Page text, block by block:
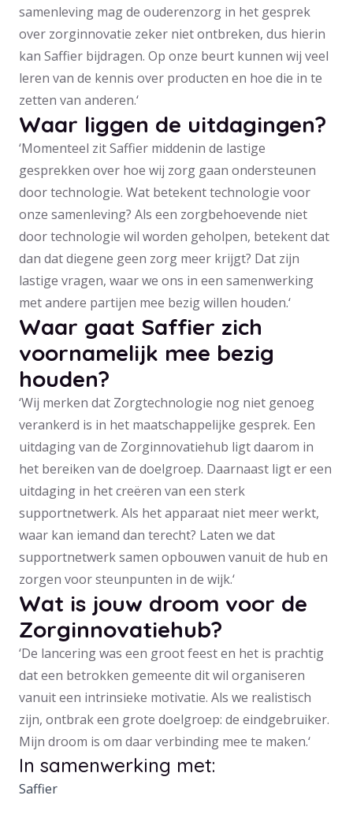
samenleving mag de ouderenzorg in het gesprek
over zorginnovatie zeker niet ontbreken, dus hierin
kan Saffier bijdragen. Op onze beurt kunnen wij veel
leren van de kennis over producten en hoe die in te
zetten van anderen.‘
Waar liggen de uitdagingen?
‘Momenteel zit Saffier middenin de lastige
gesprekken over hoe wij zorg gaan ondersteunen
door technologie. Wat betekent technologie voor
onze samenleving? Als een zorgbehoevende niet
door technologie wil worden geholpen, betekent dat
dan dat diegene geen zorg meer krijgt? Dat zijn
lastige vragen, waar we ons in een samenwerking
met andere partijen mee bezig willen houden.‘
Waar gaat Saffier zich
voornamelijk mee bezig
houden?
‘Wij merken dat Zorgtechnologie nog niet genoeg
verankerd is in het maatschappelijke gesprek. Een
uitdaging van de Zorginnovatiehub ligt daarom in
het bereiken van de doelgroep. Daarnaast ligt er een
uitdaging in het creëren van een sterk
supportnetwerk. Als het apparaat niet meer werkt,
waar kan iemand dan terecht? Laten we dat
supportnetwerk samen opbouwen vanuit de hub en
zorgen voor steunpunten in de wijk.‘
Wat is jouw droom voor de
Zorginnovatiehub?
‘De lancering was een groot feest en het is prachtig
dat een betrokken gemeente dit wil organiseren
vanuit een intrinsieke motivatie. Als we realistisch
zijn, ontbrak een grote doelgroep: de eindgebruiker.
Mijn droom is om daar verbinding mee te maken.‘
In samenwerking met:
Saffier